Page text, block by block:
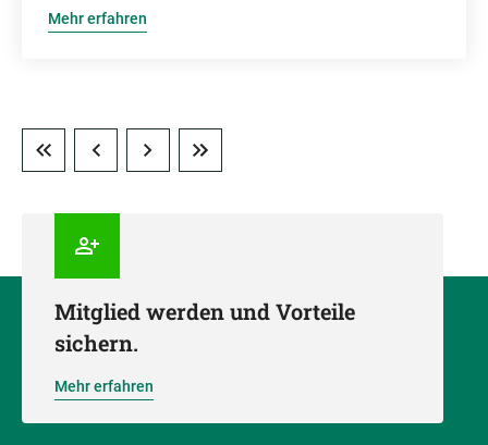
Mehr erfahren
Mitglied werden und Vorteile
sichern.
Mehr erfahren